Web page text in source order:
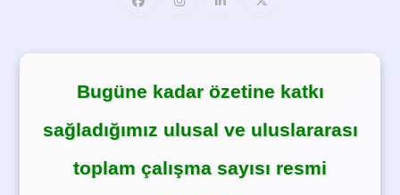
Bugüne kadar özetine katkı
sağladığımız ulusal ve uluslararası
toplam çalışma sayısı resmi